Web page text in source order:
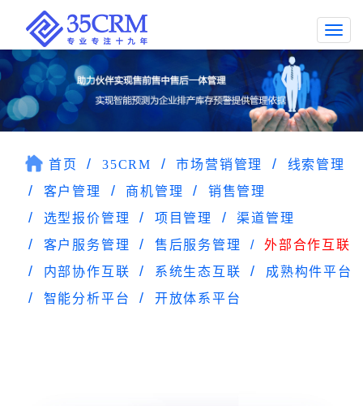
首页 35CRM 市场营销管理
线索管理
客户管理
商机管理
销售管理
选型报价管理
项目管理
渠道管理
客户服务管理
售后服务管理
外部合作互联
内部协作互联
系统生态互联
成熟构件平台
智能分析平台
开放体系平台